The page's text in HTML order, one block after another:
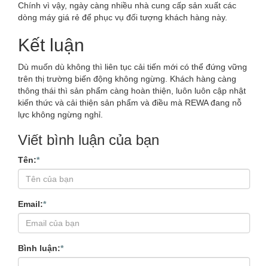
Chính vì vậy, ngày càng nhiều nhà cung cấp sản xuất các
dòng máy giá rẻ để phục vụ đối tượng khách hàng này.
Kết luận
Dù muốn dù không thì liên tục cải tiến mới có thể đứng vững
trên thị trường biến động không ngừng. Khách hàng càng
thông thái thì sản phẩm càng hoàn thiện, luôn luôn cập nhật
kiến thức và cải thiện sản phẩm và điều mà REWA đang nỗ
lực không ngừng nghỉ.
Viết bình luận của bạn
Tên:*
Email:*
Bình luận:*